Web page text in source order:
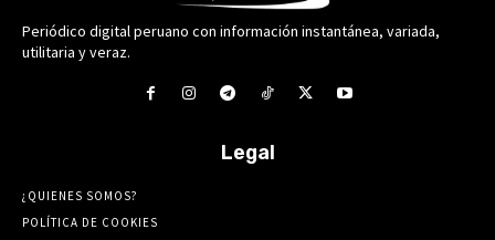
Periódico digital peruano con información instantánea, variada,
utilitaria y veraz.
Legal
¿QUIENES SOMOS?
POLÍTICA DE COOKIES